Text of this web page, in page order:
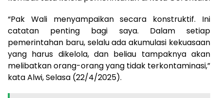
“Pak Wali menyampaikan secara konstruktif. Ini
catatan penting bagi saya. Dalam setiap
pemerintahan baru, selalu ada akumulasi kekuasaan
yang harus dikelola, dan beliau tampaknya akan
melibatkan orang-orang yang tidak terkontaminasi,”
kata Alwi, Selasa (22/4/2025).